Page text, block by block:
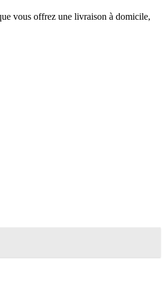
vous offrez une livraison à domicile,